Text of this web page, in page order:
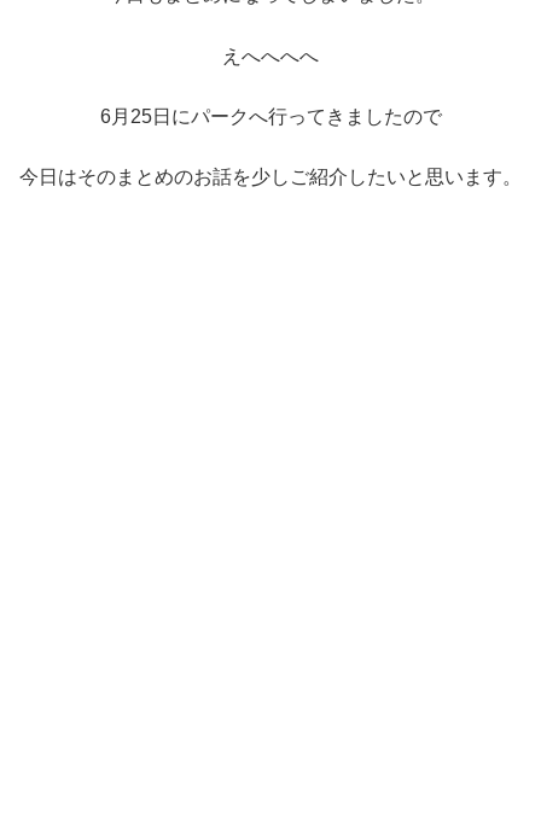
えへへへへ
6月25日にパークへ行ってきましたので
今日はそのまとめのお話を少しご紹介したいと思います。